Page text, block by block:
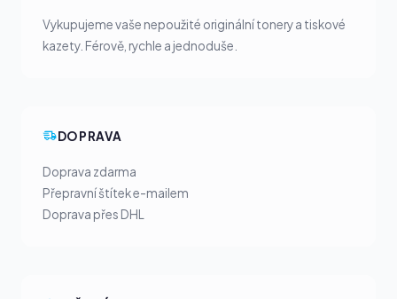
Vykupujeme vaše nepoužité originální tonery a tiskové
kazety. Férově, rychle a jednoduše.
DOPRAVA
Doprava zdarma
Přepravní štítek e-mailem
Doprava přes DHL